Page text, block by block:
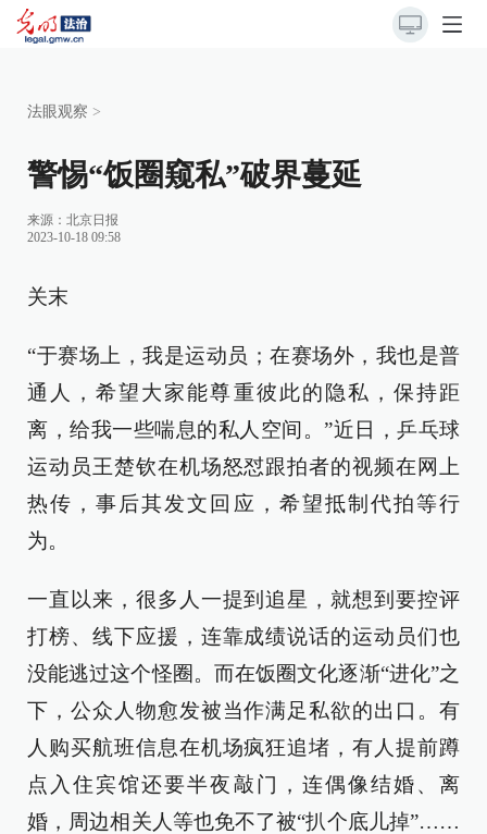
法眼观察 >
警惕“饭圈窥私”破界蔓延
来源： 北京日报
2023-10-18 09:58
关末
“于赛场上，我是运动员；在赛场外，我也是普
通人，希望大家能尊重彼此的隐私，保持距
离，给我一些喘息的私人空间。”近日，乒乓球
运动员王楚钦在机场怒怼跟拍者的视频在网上
热传，事后其发文回应，希望抵制代拍等行
为。
一直以来，很多人一提到追星，就想到要控评
打榜、线下应援，连靠成绩说话的运动员们也
没能逃过这个怪圈。而在饭圈文化逐渐“进化”之
下，公众人物愈发被当作满足私欲的出口。有
人购买航班信息在机场疯狂追堵，有人提前蹲
点入住宾馆还要半夜敲门，连偶像结婚、离
婚，周边相关人等也免不了被“扒个底儿掉”……